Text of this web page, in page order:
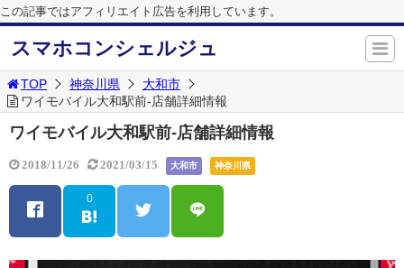
この記事ではアフィリエイト広告を利用しています。
スマホコンシェルジュ
TOP 神奈川県
大和市
ワイモバイル大和駅前-店舗詳細情報
ワイモバイル大和駅前-店舗詳細情報
2018/11/26 2021/03/15 大和市 神奈川県
0